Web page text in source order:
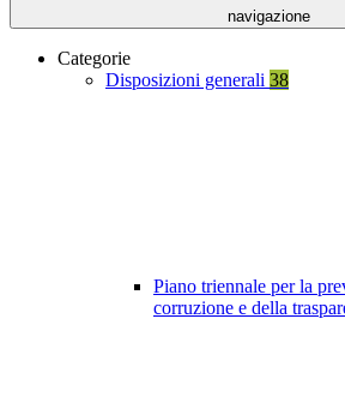
navigazione
Categorie
Disposizioni generali 38
Piano triennale per la
corruzione e della